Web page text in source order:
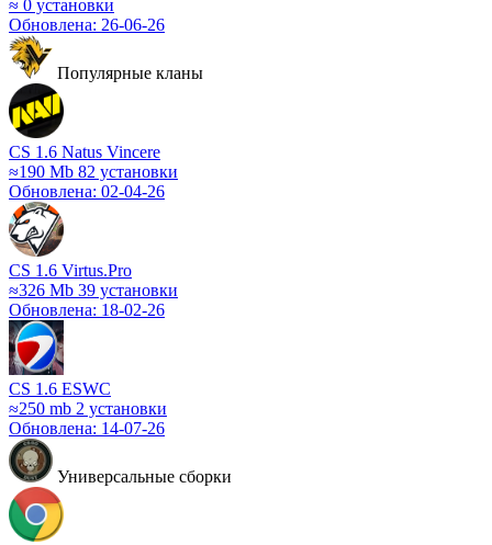
≈ 0 установки
Обновлена: 26-06-26
Популярные кланы
СS 1.6 Natus Vincere
≈190 Mb 82 установки
Обновлена: 02-04-26
CS 1.6 Virtus.Pro
≈326 Mb 39 установки
Обновлена: 18-02-26
CS 1.6 ESWC
≈250 mb 2 установки
Обновлена: 14-07-26
Универсальные сборки